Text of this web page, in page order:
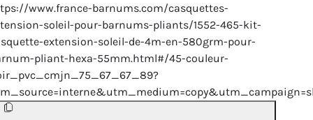
www.france-barnums.com/casquettes-
soleil-pour-barnums-pliants/1552-465-kit-
extension-soleil-de-4m-en-580grm-pour-
pliant-hexa-55mm.html#/45-couleur-